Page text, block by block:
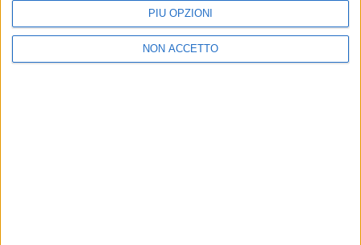
PIÙ OPZIONI
NON ACCETTO